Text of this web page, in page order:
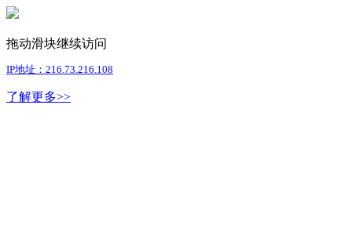
拖动滑块继续访问
IP地址：216.73.216.108
了解更多>>